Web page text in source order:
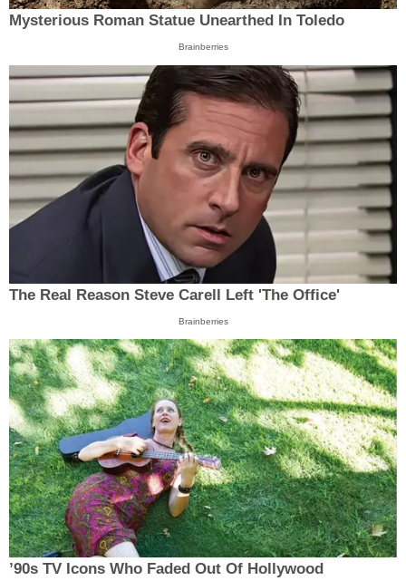
Mysterious Roman Statue Unearthed In Toledo
Brainberries
The Real Reason Steve Carell Left 'The Office'
Brainberries
’90s TV Icons Who Faded Out Of Hollywood